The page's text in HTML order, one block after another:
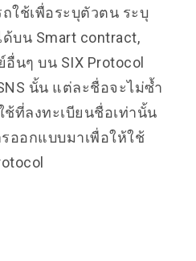
ใช้เพื่อระบุตัวตน ระบุ
บน Smart contract,
นๆ บน SIX Protocol
นั้น แต่ละชื่อจะไม่ซ้ำ
ช้ที่ลงทะเบียนชื่อเท่านั้น
ออกแบบมาเพื่อให้ใช้